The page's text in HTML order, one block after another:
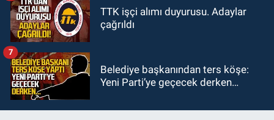
TTK işçi alımı duyurusu. Adaylar
çağrıldı
Belediye başkanından ters köşe:
Yeni Parti’ye geçecek derken…
7